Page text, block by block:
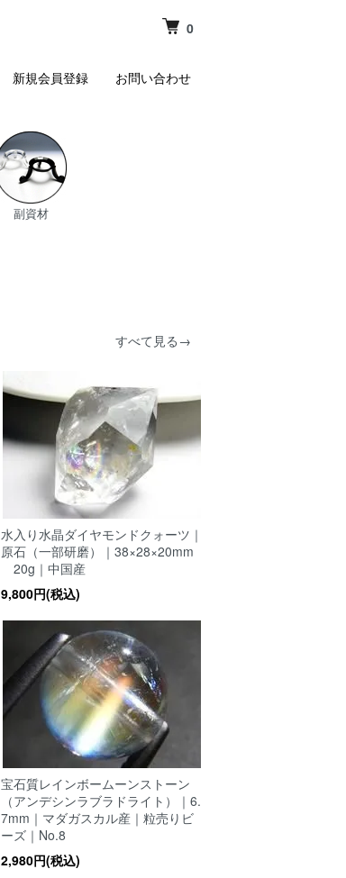
0
新規会員登録 お問い合わせ
副資材
すべて見る→
水入り水晶ダイヤモンドクォーツ｜
原石（一部研磨）｜38×28×20mm
20g｜中国産
9,800円(税込)
宝石質レインボームーンストーン
（アンデシンラブラドライト）｜6.
7mm｜マダガスカル産｜粒売りビ
ーズ｜No.8
2,980円(税込)